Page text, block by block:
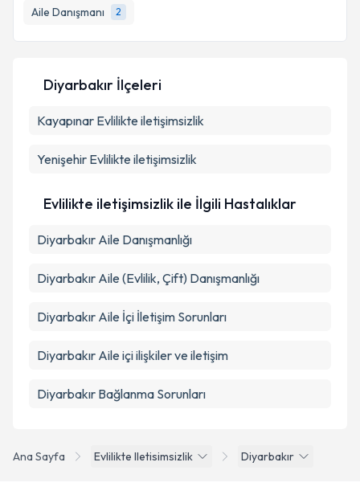
Aile Danışmanı
2
bilgilendireceğiz.
E-posta Adresiniz
Kişisel verilerimin işlenmesine ilişkin
kapsamda işlenmesini kabul ediyorum.
Takvim Talebini Gönder
Ana Sayfa Evlilikte Iletisimsizlik Diyarbakır
Diyarbakır İlçeleri
Kayapınar Evlilikte iletişimsizlik
Yenişehir Evlilikte iletişimsizlik
Evlilikte iletişimsizlik ile İlgili Hastalıklar
Diyarbakır Aile Danışmanlığı
Diyarbakır Aile (Evlilik, Çift) Danışmanlığı
Diyarbakır Aile İçi İletişim Sorunları
Diyarbakır Aile içi ilişkiler ve iletişim
Diyarbakır Bağlanma Sorunları